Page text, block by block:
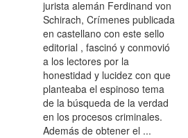
jurista alemán Ferdinand von
Schirach, Crímenes publicada
en castellano con este sello
editorial , fascinó y conmovió
a los lectores por la
honestidad y lucidez con que
planteaba el espinoso tema
de la búsqueda de la verdad
en los procesos criminales.
Además de obtener el ...